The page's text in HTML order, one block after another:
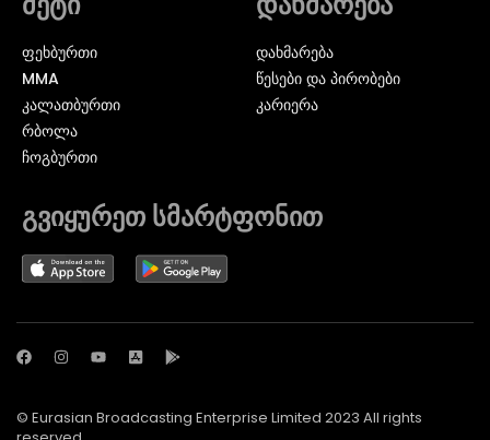
ᲤᲔᲮᲑᲣᲠᲗᲘ
MMA
ᲙᲐᲚᲐᲗᲑᲣᲠᲗᲘ
ᲠᲑᲝᲚᲐ
ᲩᲝᲒᲑᲣᲠᲗᲘ
დახმარება
წესები და პირობები
კარიერა
გვიყურეთ სმარტფონით
© Eurasian Broadcasting Enterprise Limited 2023 All rights